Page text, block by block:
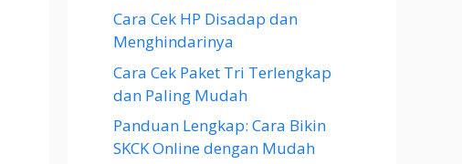
Cara Cek HP Disadap dan
Menghindarinya
Cara Cek Paket Tri Terlengkap
dan Paling Mudah
Panduan Lengkap: Cara Bikin
SKCK Online dengan Mudah